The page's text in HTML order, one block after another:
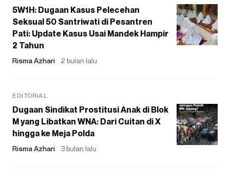
5W1H: Dugaan Kasus Pelecehan
Seksual 50 Santriwati di Pesantren
Pati: Update Kasus Usai Mandek Hampir
2 Tahun
Risma Azhari 2 bulan lalu
EDITORIAL
Dugaan Sindikat Prostitusi Anak di Blok
M yang Libatkan WNA: Dari Cuitan di X
hingga ke Meja Polda
Risma Azhari 3 bulan lalu